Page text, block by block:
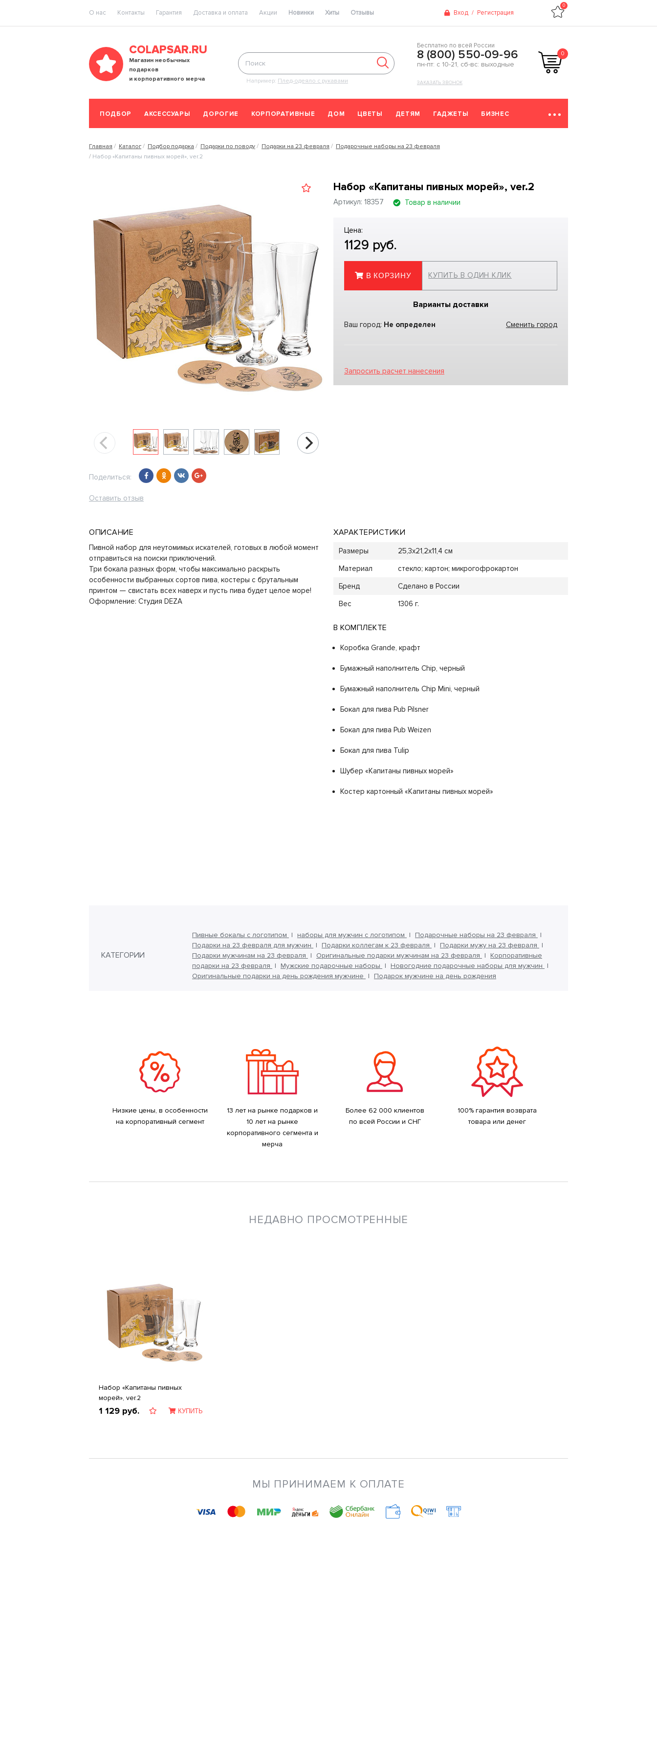
O нас Контакты Гарантия Доставка и оплата Акции Новинки Хиты Отзывы Вход / Регистрация
0
COLAPSAR.RU
Магазин необычных
подарков
и корпоративного мерча
Например: Плед-одеяло с рукавами
Бесплатно по всей России
8 (800) 550-09-96
пн-пт: с 10-21, сб-вс: выходные
ЗАКАЗАТЬ ЗВОНОК
0
ПОДБОР АКСЕССУАРЫ ДОРОГИЕ КОРПОРАТИВНЫЕ ДОМ ЦВЕТЫ ДЕТЯМ ГАДЖЕТЫ БИЗНЕС
Главная Каталог Подбор подарка Подарки по поводу Подарки на 23 февраля
Подарочные наборы на 23 февраля
Набор «Капитаны пивных морей», ver.2
Поделиться:
Оставить отзыв
Набор «Капитаны пивных морей», ver.2
Артикул: 18357 Товар в наличии
Цена:
1129 руб.
В КОРЗИНУ КУПИТЬ В ОДИН КЛИК
Варианты доставки
Ваш город: Не определен Сменить город
Запросить расчет нанесения
ОПИСАНИЕ
Пивной набор для неутомимых искателей, готовых в любой момент
отправиться на поиски приключений.
Три бокала разных форм, чтобы максимально раскрыть
особенности выбранных сортов пива, костеры с брутальным
принтом — свистать всех наверх и пусть пива будет целое море!
Оформление: Студия DEZA
ХАРАКТЕРИСТИКИ
Размеры
25,3х21,2х11,4 см
Материал
стекло; картон; микрогофрокартон
Бренд
Сделано в России
Вес
1306 г.
В КОМПЛЕКТЕ
Коробка Grande, крафт
Бумажный наполнитель Chip, черный
Бумажный наполнитель Chip Mini, черный
Бокал для пива Pub Pilsner
Бокал для пива Pub Weizen
Бокал для пива Tulip
Шубер «Капитаны пивных морей»
Костер картонный «Капитаны пивных морей»
КАТЕГОРИИ
Пивные бокалы с логотипом наборы для мужчин с логотипом
Подарочные наборы на 23 февраля
Подарки на 23 февраля для мужчин
Подарки коллегам к 23 февраля
Подарки мужу на 23 февраля
Подарки мужчинам на 23 февраля
Оригинальные подарки мужчинам на 23 февраля
Корпоративные
подарки на 23 февраля
Мужские подарочные наборы
Новогодние подарочные наборы для мужчин
Оригинальные подарки на день рождения мужчине
Подарок мужчине на день рождения
Низкие цены, в особенности
на корпоративный сегмент
13 лет на рынке подарков и
10 лет на рынке
корпоративного сегмента и
мерча
Более 62 000 клиентов
по всей России и СНГ
100% гарантия возврата
товара или денег
НЕДАВНО ПРОСМОТРЕННЫЕ
Набор «Капитаны пивных
морей», ver.2
1 129 руб. КУПИТЬ
МЫ ПРИНИМАЕМ К ОПЛАТЕ